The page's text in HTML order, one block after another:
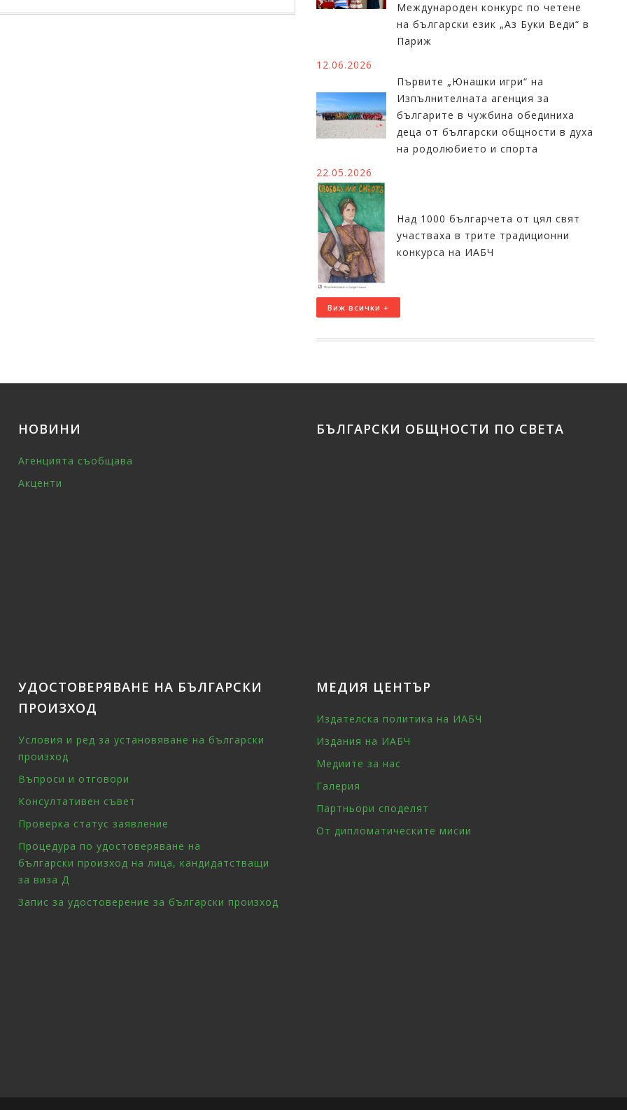
Международен конкурс по четене
на български език „Аз Буки Веди“ в
Париж
12.06.2026
Първите „Юнашки игри“ на
Изпълнителната агенция за
българите в чужбина обединиха
деца от български общности в духа
на родолюбието и спорта
22.05.2026
Над 1000 българчета от цял свят
участваха в трите традиционни
конкурса на ИАБЧ
Виж всички +
НОВИНИ
Агенцията съобщава
Акценти
БЪЛГАРСКИ ОБЩНОСТИ ПО СВЕТА
УДОСТОВЕРЯВАНЕ НА БЪЛГАРСКИ
ПРОИЗХОД
Условия и ред за установяване на български
произход
Въпроси и отговори
Консултативен съвет
Проверка статус заявление
Процедура по удостоверяване на
български произход на лица, кандидатстващи
за виза Д
Запис за удостоверение за български произход
МЕДИЯ ЦЕНТЪР
Издателска политика на ИАБЧ
Издания на ИАБЧ
Медиите за нас
Галерия
Партньори споделят
От дипломатическите мисии